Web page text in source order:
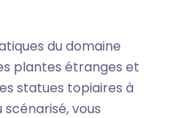
du domaine
plantes étranges et
statues topiaires à
vous